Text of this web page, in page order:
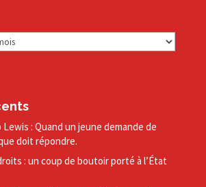
: Quand un jeune demande de
doit répondre.
: un coup de boutoir porté à l’État